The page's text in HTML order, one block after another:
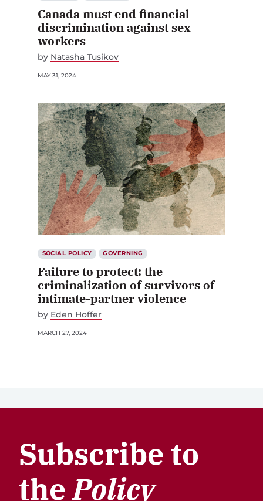
Canada must end financial
discrimination against sex
workers
by Natasha Tusikov
MAY 31, 2024
SOCIAL POLICY GOVERNING
Failure to protect: the
criminalization of survivors of
intimate-partner violence
by Eden Hoffer
MARCH 27, 2024
Subscribe to
thePolicy